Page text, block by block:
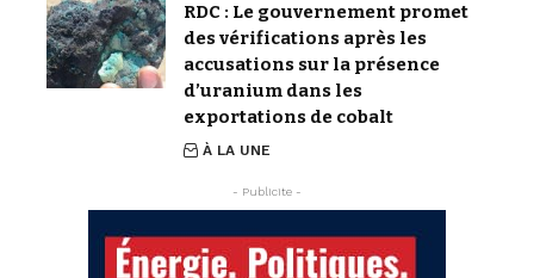
RDC : Le gouvernement promet
des vérifications après les
accusations sur la présence
d’uranium dans les
exportations de cobalt
À LA UNE
- Publicite -